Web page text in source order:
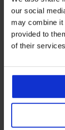
our social
may combine it
provided to
of their
13,59 €
Della